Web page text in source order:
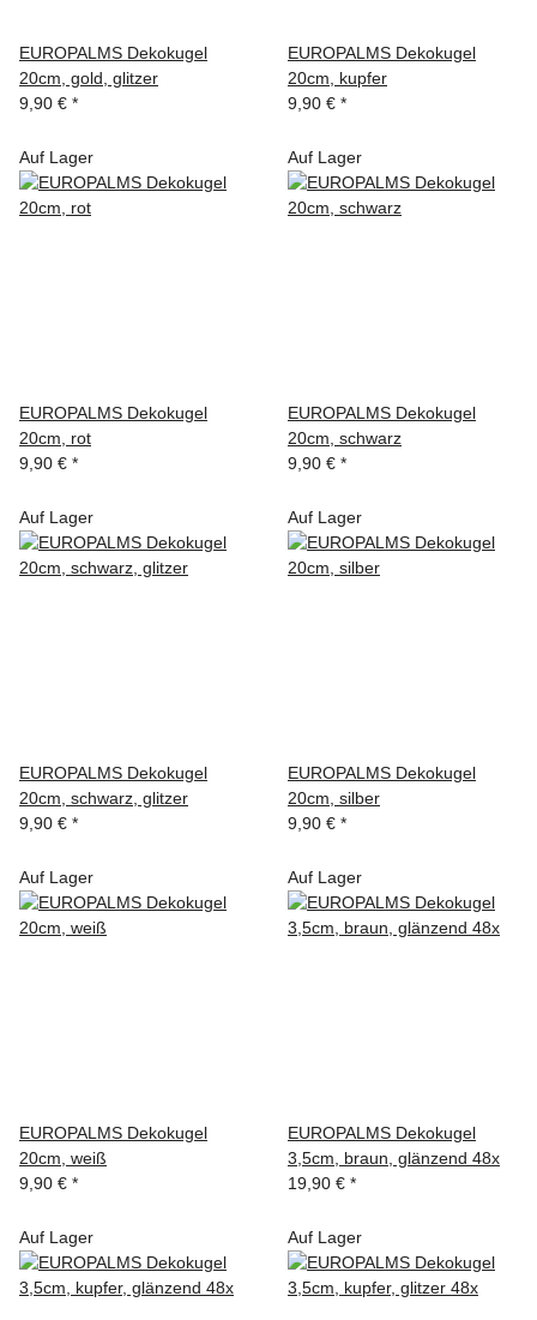
EUROPALMS Dekokugel
20cm, gold, glitzer
9,90 € *
EUROPALMS Dekokugel
20cm, kupfer
9,90 € *
Auf Lager
EUROPALMS Dekokugel
20cm, rot
9,90 € *
Auf Lager
EUROPALMS Dekokugel
20cm, schwarz
9,90 € *
Auf Lager
EUROPALMS Dekokugel
20cm, schwarz, glitzer
9,90 € *
Auf Lager
EUROPALMS Dekokugel
20cm, silber
9,90 € *
Auf Lager
EUROPALMS Dekokugel
20cm, weiß
9,90 € *
Auf Lager
EUROPALMS Dekokugel
3,5cm, braun, glänzend 48x
19,90 € *
Auf Lager Auf Lager